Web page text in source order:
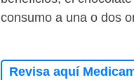
consumo a una o dos
Revisa aquí